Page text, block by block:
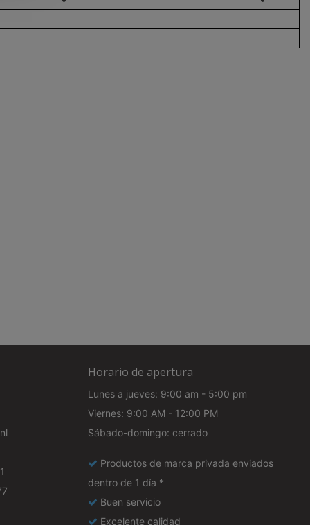
Horario de apertura
Lunes a jueves: 9:00 am - 5:00 pm
Viernes: 9:00 AM - 12:00 PM
Sábado-domingo: cerrado
Productos de marca privada enviados
dentro de 1 día *
Buen servicio
Excelente calidad